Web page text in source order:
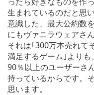
生まれているのだと思
意識した、最大公約数
にもヴァニラウェアさ
それは｢300万本売れて
満足するゲーム｣より
90％以上のユーザーさ
持っているからです。
思います。